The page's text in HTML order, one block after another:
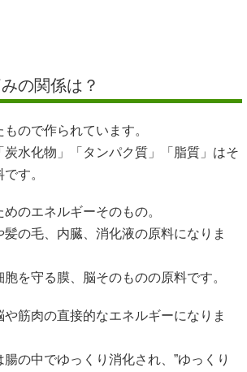
の関係は？
ので作られています。
炭水化物」「タンパク質」「脂質」はそ
す。
のエネルギーそのもの。
の毛、内臓、消化液の原料になりま
を守る膜、脳そのものの原料です。
筋肉の直接的なエネルギーになりま
の中でゆっくり消化され、”ゆっくり